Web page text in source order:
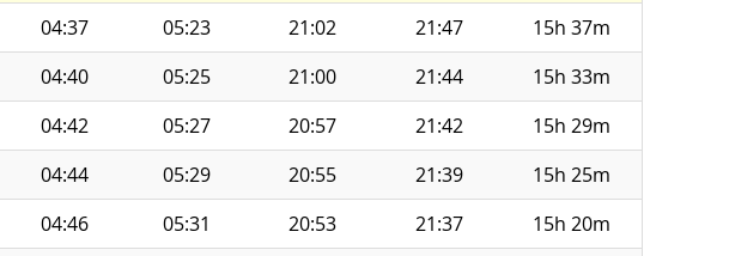
04:37 05:23 21:02 21:47
15h 37m
04:40 05:25 21:00 21:44
15h 33m
04:42 05:27 20:57 21:42
15h 29m
04:44 05:29 20:55 21:39
15h 25m
04:46 05:31 20:53 21:37
15h 20m